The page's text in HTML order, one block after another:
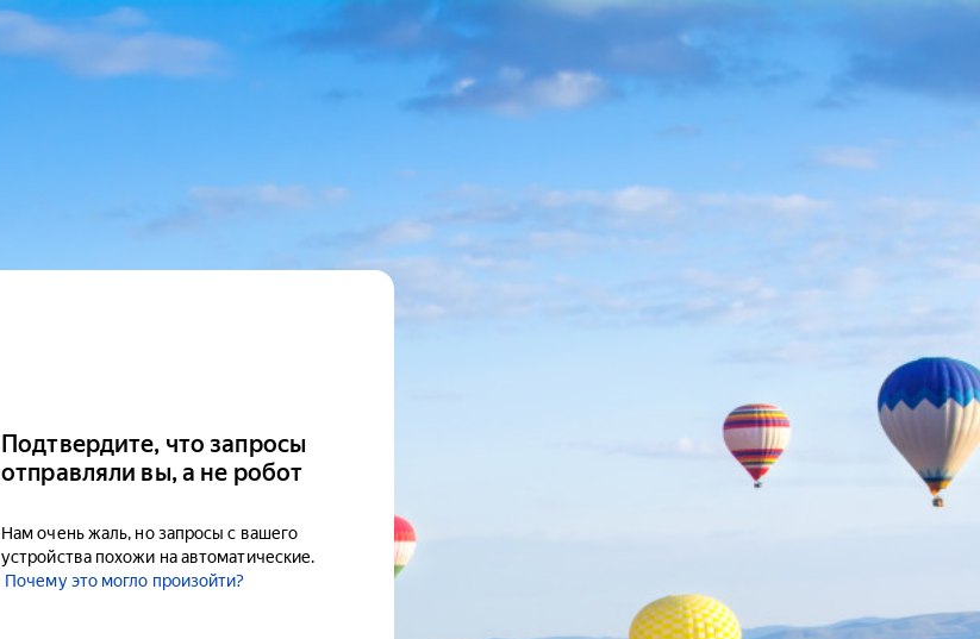
Подтвердите, что запросы
отправляли вы, а не робот
Нам очень жаль, но запросы с вашего
устройства похожи на автоматические.
Почему это могло произойти?